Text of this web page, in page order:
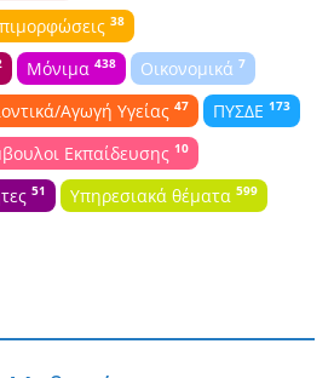
38
Μόνιμα 438 Οικονομικά 7
Αγωγή Υγείας 47 ΠΥΣΔΕ 173
Εκπαίδευσης 10
51 Υπηρεσιακά θέματα 599